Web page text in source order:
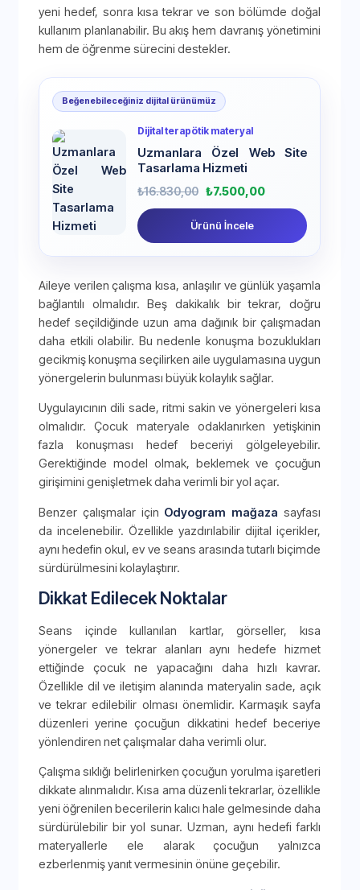
yeni hedef, sonra kısa tekrar ve son bölümde doğal
kullanım planlanabilir. Bu akış hem davranış yönetimini
hem de öğrenme sürecini destekler.
Beğenebileceğiniz dijital ürünümüz
Dijital terapötik materyal
Uzmanlara Özel Web Site
Tasarlama Hizmeti
₺16.830,00 ₺7.500,00
Ürünü İncele
Aileye verilen çalışma kısa, anlaşılır ve günlük yaşamla
bağlantılı olmalıdır. Beş dakikalık bir tekrar, doğru
hedef seçildiğinde uzun ama dağınık bir çalışmadan
daha etkili olabilir. Bu nedenle konuşma bozuklukları
gecikmiş konuşma seçilirken aile uygulamasına uygun
yönergelerin bulunması büyük kolaylık sağlar.
Uygulayıcının dili sade, ritmi sakin ve yönergeleri kısa
olmalıdır. Çocuk materyale odaklanırken yetişkinin
fazla konuşması hedef beceriyi gölgeleyebilir.
Gerektiğinde model olmak, beklemek ve çocuğun
girişimini genişletmek daha verimli bir yol açar.
Benzer çalışmalar için Odyogram mağaza sayfası
da incelenebilir. Özellikle yazdırılabilir dijital içerikler,
aynı hedefin okul, ev ve seans arasında tutarlı biçimde
sürdürülmesini kolaylaştırır.
Dikkat Edilecek Noktalar
Seans içinde kullanılan kartlar, görseller, kısa
yönergeler ve tekrar alanları aynı hedefe hizmet
ettiğinde çocuk ne yapacağını daha hızlı kavrar.
Özellikle dil ve iletişim alanında materyalin sade, açık
ve tekrar edilebilir olması önemlidir. Karmaşık sayfa
düzenleri yerine çocuğun dikkatini hedef beceriye
yönlendiren net çalışmalar daha verimli olur.
Çalışma sıklığı belirlenirken çocuğun yorulma işaretleri
dikkate alınmalıdır. Kısa ama düzenli tekrarlar, özellikle
yeni öğrenilen becerilerin kalıcı hale gelmesinde daha
sürdürülebilir bir yol sunar. Uzman, aynı hedefi farklı
materyallerle ele alarak çocuğun yalnızca
ezberlenmiş yanıt vermesinin önüne geçebilir.